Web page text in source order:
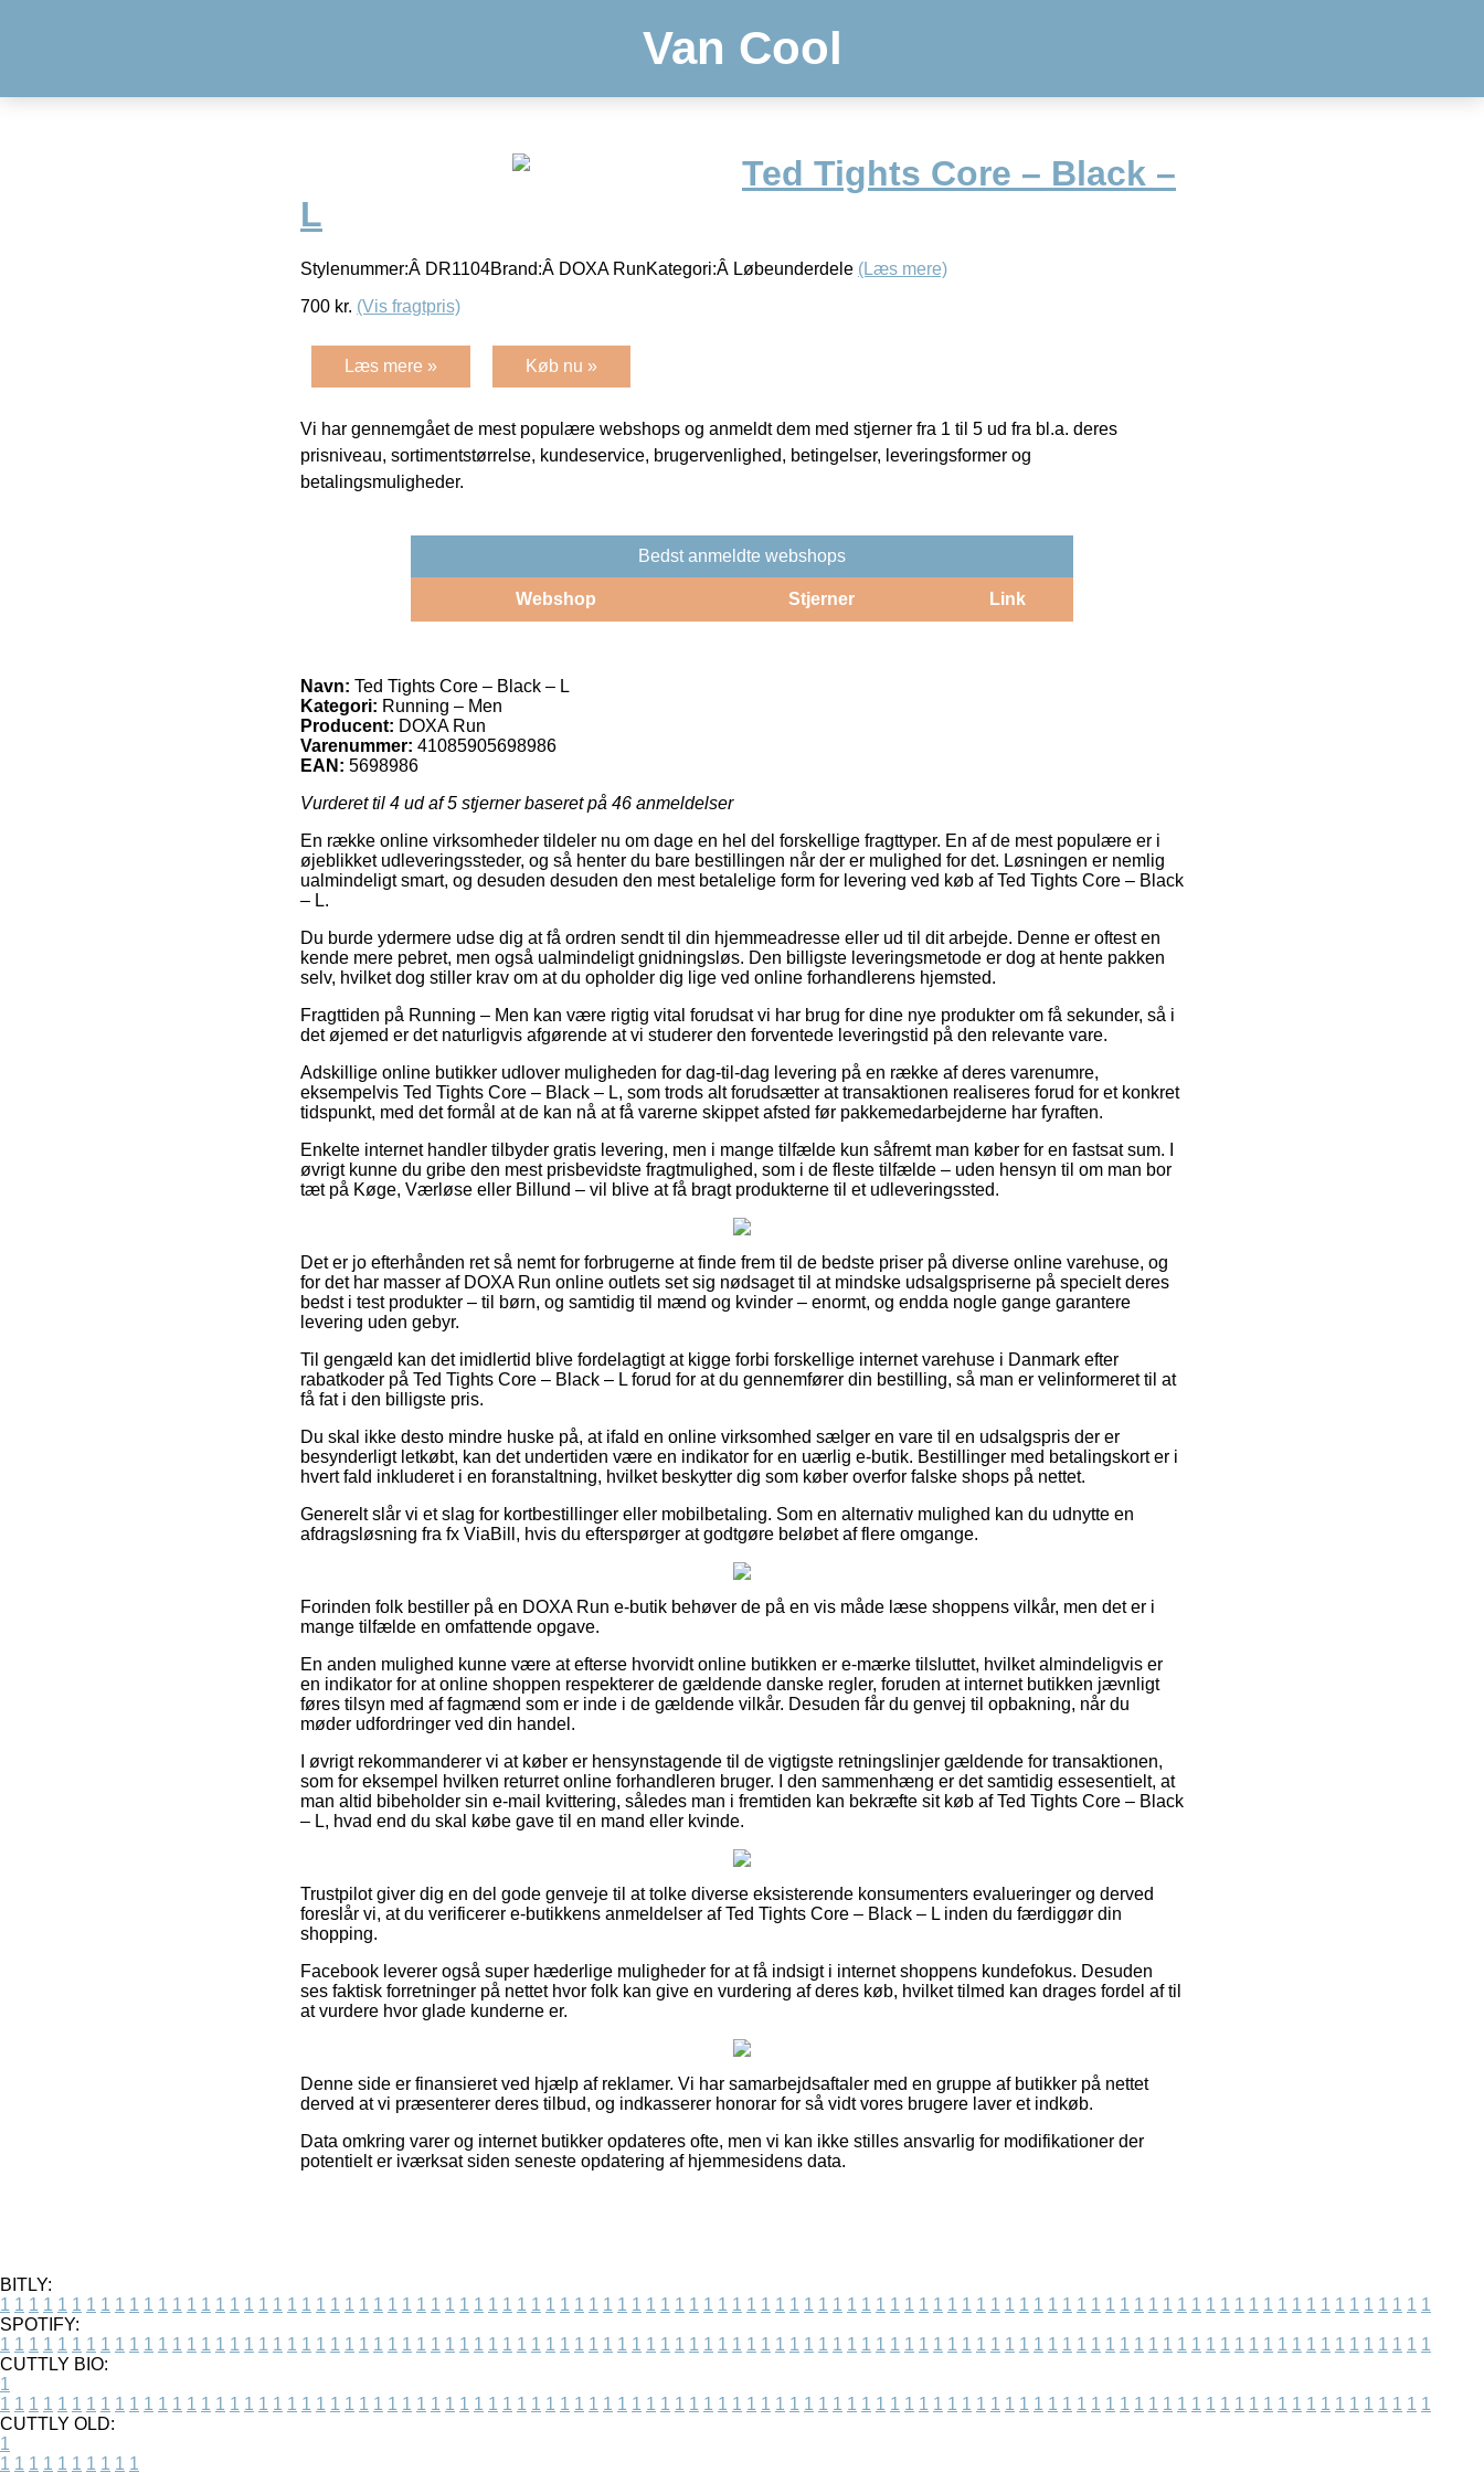
Van Cool
Ted Tights Core – Black –
L
Stylenummer:Â DR1104Brand:Â DOXA RunKategori:Â Løbeunderdele (Læs mere)
700 kr. (Vis fragtpris)
Læs mere » Køb nu »
Vi har gennemgået de mest populære webshops og anmeldt dem med stjerner fra 1 til 5 ud fra bl.a. deres
prisniveau, sortimentstørrelse, kundeservice, brugervenlighed, betingelser, leveringsformer og
betalingsmuligheder.
Bedst anmeldte webshops
Webshop Stjerner Link
Navn: Ted Tights Core – Black – L
Kategori: Running – Men
Producent: DOXA Run
Varenummer: 41085905698986
EAN: 5698986
Vurderet til 4 ud af 5 stjerner baseret på 46 anmeldelser
En række online virksomheder tildeler nu om dage en hel del forskellige fragttyper. En af de mest populære er i
øjeblikket udleveringssteder, og så henter du bare bestillingen når der er mulighed for det. Løsningen er nemlig
ualmindeligt smart, og desuden desuden den mest betalelige form for levering ved køb af Ted Tights Core – Black
– L.
Du burde ydermere udse dig at få ordren sendt til din hjemmeadresse eller ud til dit arbejde. Denne er oftest en
kende mere pebret, men også ualmindeligt gnidningsløs. Den billigste leveringsmetode er dog at hente pakken
selv, hvilket dog stiller krav om at du opholder dig lige ved online forhandlerens hjemsted.
Fragttiden på Running – Men kan være rigtig vital forudsat vi har brug for dine nye produkter om få sekunder, så i
det øjemed er det naturligvis afgørende at vi studerer den forventede leveringstid på den relevante vare.
Adskillige online butikker udlover muligheden for dag-til-dag levering på en række af deres varenumre,
eksempelvis Ted Tights Core – Black – L, som trods alt forudsætter at transaktionen realiseres forud for et konkret
tidspunkt, med det formål at de kan nå at få varerne skippet afsted før pakkemedarbejderne har fyraften.
Enkelte internet handler tilbyder gratis levering, men i mange tilfælde kun såfremt man køber for en fastsat sum. I
øvrigt kunne du gribe den mest prisbevidste fragtmulighed, som i de fleste tilfælde – uden hensyn til om man bor
tæt på Køge, Værløse eller Billund – vil blive at få bragt produkterne til et udleveringssted.
Det er jo efterhånden ret så nemt for forbrugerne at finde frem til de bedste priser på diverse online varehuse, og
for det har masser af DOXA Run online outlets set sig nødsaget til at mindske udsalgspriserne på specielt deres
bedst i test produkter – til børn, og samtidig til mænd og kvinder – enormt, og endda nogle gange garantere
levering uden gebyr.
Til gengæld kan det imidlertid blive fordelagtigt at kigge forbi forskellige internet varehuse i Danmark efter
rabatkoder på Ted Tights Core – Black – L forud for at du gennemfører din bestilling, så man er velinformeret til at
få fat i den billigste pris.
Du skal ikke desto mindre huske på, at ifald en online virksomhed sælger en vare til en udsalgspris der er
besynderligt letkøbt, kan det undertiden være en indikator for en uærlig e-butik. Bestillinger med betalingskort er i
hvert fald inkluderet i en foranstaltning, hvilket beskytter dig som køber overfor falske shops på nettet.
Generelt slår vi et slag for kortbestillinger eller mobilbetaling. Som en alternativ mulighed kan du udnytte en
afdragsløsning fra fx ViaBill, hvis du efterspørger at godtgøre beløbet af flere omgange.
Forinden folk bestiller på en DOXA Run e-butik behøver de på en vis måde læse shoppens vilkår, men det er i
mange tilfælde en omfattende opgave.
En anden mulighed kunne være at efterse hvorvidt online butikken er e-mærke tilsluttet, hvilket almindeligvis er
en indikator for at online shoppen respekterer de gældende danske regler, foruden at internet butikken jævnligt
føres tilsyn med af fagmænd som er inde i de gældende vilkår. Desuden får du genvej til opbakning, når du
møder udfordringer ved din handel.
I øvrigt rekommanderer vi at køber er hensynstagende til de vigtigste retningslinjer gældende for transaktionen,
som for eksempel hvilken returret online forhandleren bruger. I den sammenhæng er det samtidig essesentielt, at
man altid bibeholder sin e-mail kvittering, således man i fremtiden kan bekræfte sit køb af Ted Tights Core – Black
– L, hvad end du skal købe gave til en mand eller kvinde.
Trustpilot giver dig en del gode genveje til at tolke diverse eksisterende konsumenters evalueringer og derved
foreslår vi, at du verificerer e-butikkens anmeldelser af Ted Tights Core – Black – L inden du færdiggør din
shopping.
Facebook leverer også super hæderlige muligheder for at få indsigt i internet shoppens kundefokus. Desuden
ses faktisk forretninger på nettet hvor folk kan give en vurdering af deres køb, hvilket tilmed kan drages fordel af til
at vurdere hvor glade kunderne er.
Denne side er finansieret ved hjælp af reklamer. Vi har samarbejdsaftaler med en gruppe af butikker på nettet
derved at vi præsenterer deres tilbud, og indkasserer honorar for så vidt vores brugere laver et indkøb.
Data omkring varer og internet butikker opdateres ofte, men vi kan ikke stilles ansvarlig for modifikationer der
potentielt er iværksat siden seneste opdatering af hjemmesidens data.
BITLY:
1 1 1 1 1 1 1 1 1 1 1 1 1 1 1 1 1 1 1 1 1 1 1 1 1 1 1 1 1 1 1 1 1 1 1 1 1 1 1 1 1 1 1 1 1 1 1 1 1 1 1 1 1 1 1 1 1 1 1 1 1 1 1 1 1 1 1 1 1 1 1 1 1 1 1 1 1 1 1 1 1 1 1 1 1 1 1 1 1 1 1 1 1 1 1 1 1 1 1 1
SPOTIFY:
1 1 1 1 1 1 1 1 1 1 1 1 1 1 1 1 1 1 1 1 1 1 1 1 1 1 1 1 1 1 1 1 1 1 1 1 1 1 1 1 1 1 1 1 1 1 1 1 1 1 1 1 1 1 1 1 1 1 1 1 1 1 1 1 1 1 1 1 1 1 1 1 1 1 1 1 1 1 1 1 1 1 1 1 1 1 1 1 1 1 1 1 1 1 1 1 1 1 1 1
CUTTLY BIO:
1
1 1 1 1 1 1 1 1 1 1 1 1 1 1 1 1 1 1 1 1 1 1 1 1 1 1 1 1 1 1 1 1 1 1 1 1 1 1 1 1 1 1 1 1 1 1 1 1 1 1 1 1 1 1 1 1 1 1 1 1 1 1 1 1 1 1 1 1 1 1 1 1 1 1 1 1 1 1 1 1 1 1 1 1 1 1 1 1 1 1 1 1 1 1 1 1 1 1 1 1
CUTTLY OLD:
1
1 1 1 1 1 1 1 1 1 1